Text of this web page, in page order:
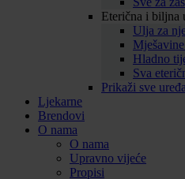
Eterična i biljna
Ulja za
Hladno
Sva
Prikaži sve
Ljekarne
Brendovi
O nama
O nama
Upravno vijeće
Propisi